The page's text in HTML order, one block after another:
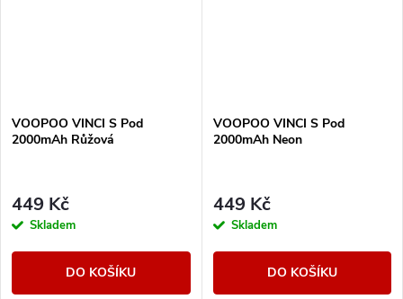
VOOPOO VINCI S Pod
2000mAh Růžová
449 Kč
Skladem
DO KOŠÍKU
VOOPOO VINCI S Pod
2000mAh Neon
449 Kč
Skladem
DO KOŠÍKU